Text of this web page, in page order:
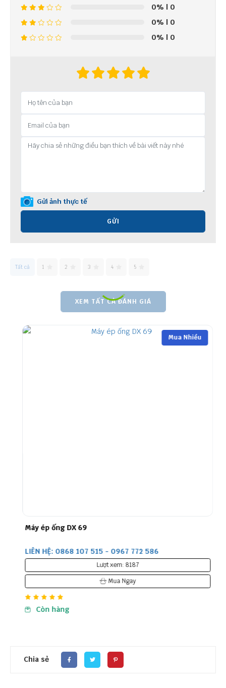
0% | 0
0% | 0
0% | 0
Gửi ảnh thực tế
GỬI
Tất cả 1 2 3 4 5
XEM TẤT CẢ ĐÁNH GIÁ
Mua Nhiều
Máy ép ống DX 69
LIÊN HỆ: 0868 107 515 - 0967 772 586
Lượt xem: 8187
Mua Ngay
Còn hàng
Chia sẻ